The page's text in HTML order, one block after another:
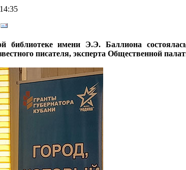
библиотеке имени Э.Э. Баллиона
писателя, эксперта Общественной